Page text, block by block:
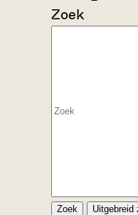
Zoek
Zoek Uitgebreid